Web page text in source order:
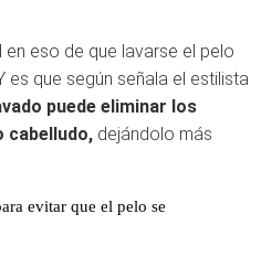
eso de que lavarse el pelo
que según señala el estilista
puede eliminar los
cabelludo, dejándolo más
evitar que el pelo se